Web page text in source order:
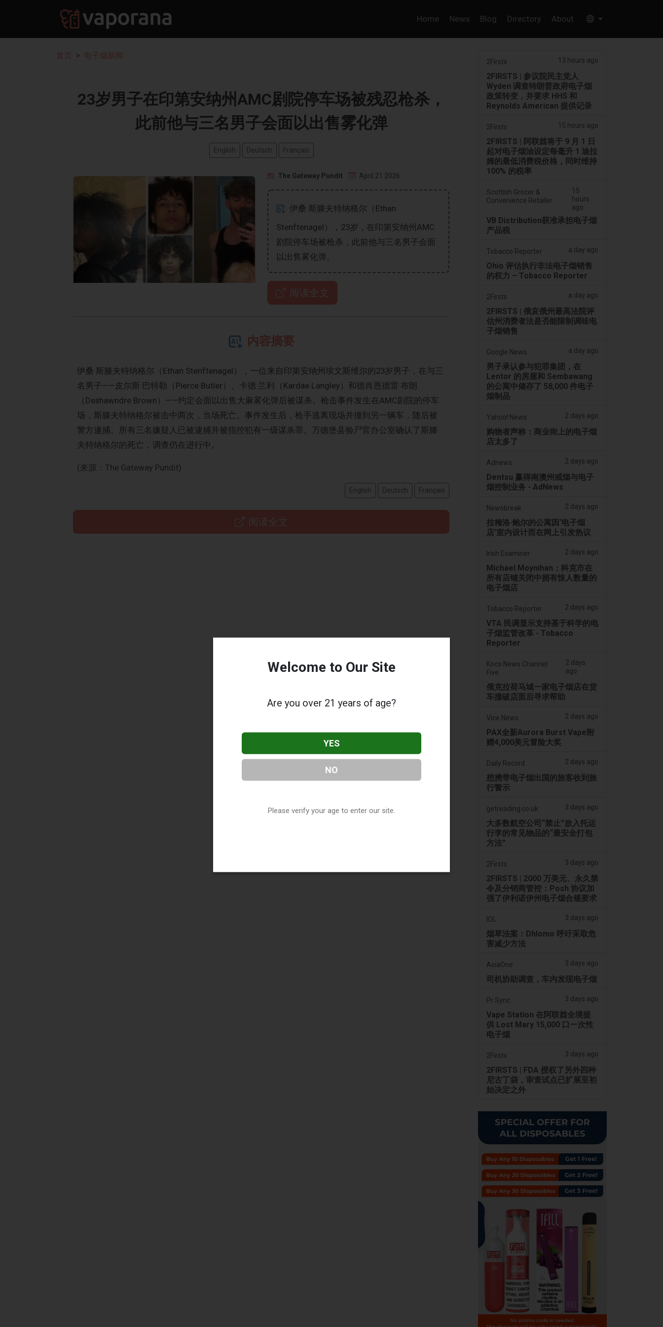
Home News Blog Directory About
首页 电子烟新闻
23岁男子在印第安纳州AMC剧院停车场被残忍枪杀，
此前他与三名男子会面以出售雾化弹
English Deutsch Français
The Gateway Pundit April 21 2026
伊桑·斯滕夫特纳格尔（Ethan
Stenftenagel），23岁，在印第安纳州AMC
剧院停车场被枪杀，此前他与三名男子会面
以出售雾化弹。
阅读全文
内容摘要
伊桑·斯滕夫特纳格尔（Ethan Stenftenagel），一位来自印第安纳州埃文斯维尔的23岁男子，在与三
名男子——皮尔斯·巴特勒（Pierce Butler）、卡德·兰利（Kardae Langley）和德肖恩德雷·布朗
（Deshawndre Brown）——约定会面以出售大麻雾化弹后被谋杀。枪击事件发生在AMC剧院的停车
场，斯滕夫特纳格尔被击中两次，当场死亡。事件发生后，枪手逃离现场并撞到另一辆车，随后被
警方逮捕。所有三名嫌疑人已被逮捕并被指控犯有一级谋杀罪。万德堡县验尸官办公室确认了斯滕
夫特纳格尔的死亡，调查仍在进行中。
(来源：The Gateway Pundit)
English Deutsch Français
阅读全文
2Firsts 13 hours ago
2FIRSTS | 参议院民主党人
Wyden 调查特朗普政府电子烟
政策转变，并要求 HHS 和
Reynolds American 提供记录
2Firsts 15 hours ago
2FIRSTS | 阿联酋将于 9 月 1 日
起对电子烟油设定每毫升 1 迪拉
姆的最低消费税价格，同时维持
100% 的税率
Scottish Grocer &
Convenience Retailer
15
hours
ago
VB Distribution获准承担电子烟
产品税
Tobacco Reporter a day ago
Ohio 评估执行非法电子烟销售
的权力 – Tobacco Reporter
2Firsts a day ago
2FIRSTS | 俄亥俄州最高法院评
估州消费者法是否能限制调味电
子烟销售
Google News a day ago
男子承认参与犯罪集团，在
Lentor 的房屋和 Sembawang
的公寓中储存了 58,000 件电子
烟制品
Yahoo! News 2 days ago
购物者声称：商业街上的电子烟
店太多了
Adnews 2 days ago
Dentsu 赢得南澳州戒烟与电子
烟控制业务 - AdNews
Newsbreak 2 days ago
拉梅洛·鲍尔的公寓因‘电子烟
店’室内设计而在网上引发热议
Irish Examiner 2 days ago
Michael Moynihan：科克市在
所有店铺关闭中拥有惊人数量的
电子烟店
Tobacco Reporter 2 days ago
VTA 民调显示支持基于科学的电
子烟监管改革 - Tobacco
Reporter
Koco News Channel
Five
2 days
ago
俄克拉荷马城一家电子烟店在货
车撞破店面后寻求帮助
Vice News 2 days ago
PAX全新Aurora Burst Vape附
赠4,000美元冒险大奖
Daily Record 2 days ago
想携带电子烟出国的旅客收到旅
行警示
getreading.co.uk 3 days ago
大多数航空公司“禁止”放入托运
行李的常见物品的“最安全打包
方法”
2Firsts 3 days ago
2FIRSTS | 2000 万美元、永久禁
令及分销商管控：Posh 协议加
强了伊利诺伊州电子烟合规要求
IOL 3 days ago
烟草法案：Dhlomo 呼吁采取危
害减少方法
AsiaOne 3 days ago
司机协助调查，车内发现电子烟
Pr Sync 3 days ago
Vape Station 在阿联酋全境提
供 Lost Mary 15,000 口一次性
电子烟
2Firsts 3 days ago
2FIRSTS | FDA 授权了另外四种
尼古丁袋，审查试点已扩展至初
始决定之外
Welcome to Our Site
Are you over 21 years of age?
YES
NO
Please verify your age to enter our site.